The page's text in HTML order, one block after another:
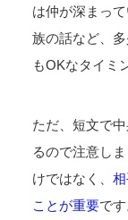
は仲が深まっ
族の話など、
もOKなタイミ
ただ、短文で
るので注意し
けではなく、
ことが重要で